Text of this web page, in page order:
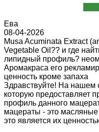
Ева
08-04-2026
Musa Acuminata Extract
Vegetable Oil?? и где
липидный профиль?
Аромакраса его
ценность кроме запаха
Здравствуйте! На нашем
которую предоставляет
профиль данного
мацераты - это масляные
это является их